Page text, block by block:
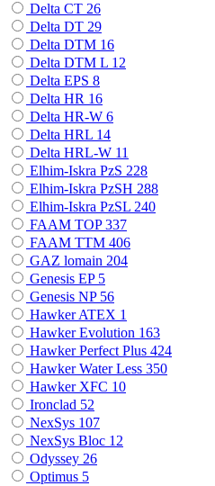
Delta CT 26
Delta DT 29
Delta DTM 16
Delta DTM L 12
Delta EPS 8
Delta HR 16
Delta HR-W 6
Delta HRL 14
Delta HRL-W 11
Elhim-Iskra PzS 228
Elhim-Iskra PzSH 288
Elhim-Iskra PzSL 240
FAAM TOP337
FAAM TTM 406
GAZ lomain 204
Genesis EP 5
Genesis NP 56
Hawker ATEX 1
Hawker Evolution 163
Hawker Perfect Plus 424
Hawker Water Less 350
Hawker XFC 10
Ironclad 52
NexSys 107
NexSys Bloc 12
Odyssey 26
Optimus 5